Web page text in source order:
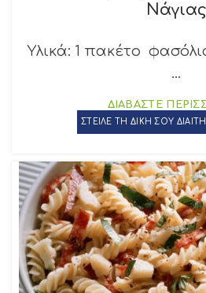
Νάγιας
Υλικά: 1 πακέτο
...
ΔΙΑΒΑΣΤΕ
ΣΤΕΙΛΕ ΤΗ ΔΙΚΗ ΣΟΥ